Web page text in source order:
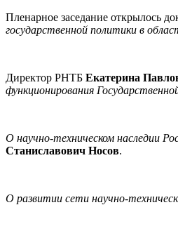
Пленарное заседание открылось
государственной политики в
Директор РНТБ Екатерина
функционирования
О научно-техническом наследии
Станиславович Носов.
О развитии сети научно-